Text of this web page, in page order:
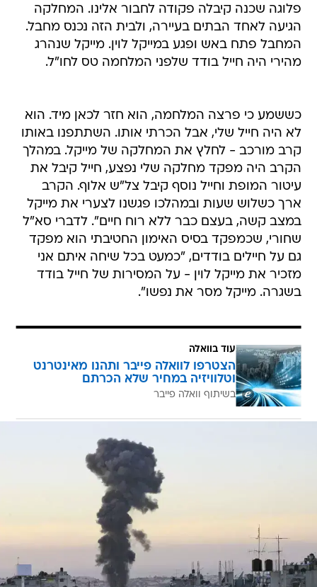
פלוגה שכנה קיבלה פקודה לחבור אלינו. המחלקה
הגיעה לאחד הבתים בעיירה, ולבית הזה נכנס מחבל.
המחבל פתח באש ופגע במייקל לוין. מייקל שנהרג
מהירי היה חייל בודד שלפני המלחמה טס לחו"ל.
כששמע כי פרצה המלחמה, הוא חזר לכאן מיד. הוא
לא היה חייל שלי, אבל הכרתי אותו. השתתפנו באותו
קרב מורכב - לחלץ את המחלקה של מייקל. במהלך
הקרב היה מפקד מחלקה שלי נפצע, חייל קיבל את
עיטור המופת וחייל נוסף קיבל צל"ש אלוף. הקרב
ארך כשלוש שעות ובמהלכו פגשנו לצערי את מייקל
במצב קשה, בעצם כבר ללא רוח חיים". לדברי סא"ל
שחורי, שכמפקד בסיס האימון החטיבתי הוא מפקד
גם על חיילים בודדים, "כמעט בכל שיחה איתם אני
מזכיר את מייקל לוין - על המסירות של חייל בודד
בשגרה. מייקל מסר את נפשו".
עוד בוואלה
הצטרפו לוואלה פייבר ותהנו מאינטרנט
וטלוויזיה במחיר שלא הכרתם
בשיתוף וואלה פייבר